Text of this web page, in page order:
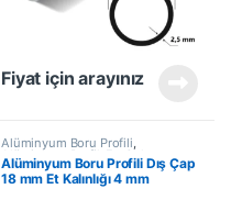
Fiyat için arayınız
Alüminyum Boru Profili,
Alüminyum Profil En Çok
Satanlar,İndirimli Ürünler
Alüminyum Boru Profili Dış Çap
18 mm Et Kalınlığı 4 mm